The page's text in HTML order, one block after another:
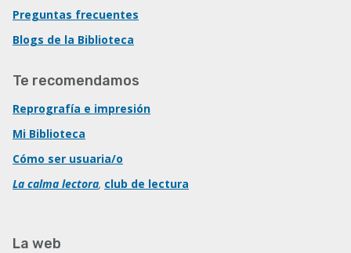
Preguntas frecuentes
Blogs de la Biblioteca
Te recomendamos
Reprografía e impresión
Mi Biblioteca
Cómo ser usuaria/o
La calma lectora, club de lectura
La web